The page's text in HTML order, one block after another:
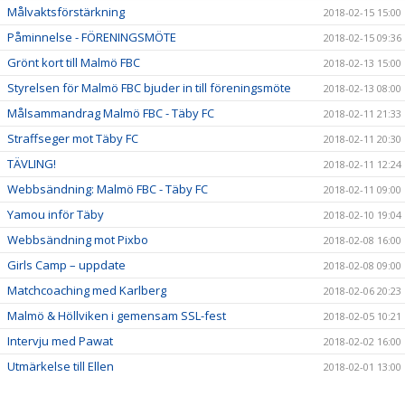
Målvaktsförstärkning 2018-02-15 15:00
Påminnelse - FÖRENINGSMÖTE 2018-02-15 09:36
Grönt kort till Malmö FBC 2018-02-13 15:00
Styrelsen för Malmö FBC bjuder in till föreningsmöte 2018-02-13 08:00
Målsammandrag Malmö FBC - Täby FC 2018-02-11 21:33
Straffseger mot Täby FC 2018-02-11 20:30
TÄVLING! 2018-02-11 12:24
Webbsändning: Malmö FBC - Täby FC 2018-02-11 09:00
Yamou inför Täby 2018-02-10 19:04
Webbsändning mot Pixbo 2018-02-08 16:00
Girls Camp – uppdate 2018-02-08 09:00
Matchcoaching med Karlberg 2018-02-06 20:23
Malmö & Höllviken i gemensam SSL-fest 2018-02-05 10:21
Intervju med Pawat 2018-02-02 16:00
Utmärkelse till Ellen 2018-02-01 13:00